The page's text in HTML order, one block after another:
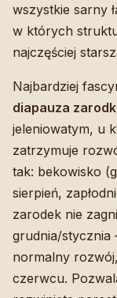
wszystkie sarny
w których
najczęściej
Najbardziej
diapauza
jeleniowatym, u
zatrzymuje
tak: bekowisko
sierpień,
zarodek nie
grudnia/
normalny
czerwcu.